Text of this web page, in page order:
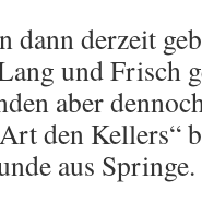
derzeit
und Frisch
aber
den Kellers“
aus Springe.